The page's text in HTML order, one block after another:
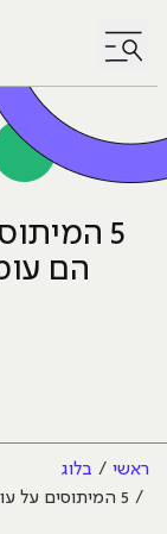
לחץ לפתיחת/
5
הם
ראשי
בלוג
5 המיתוסים על עולם ההייטק ואיך הם עומדים במבחן המציאות